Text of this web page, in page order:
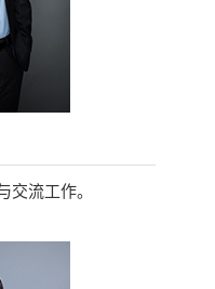
交流工作。